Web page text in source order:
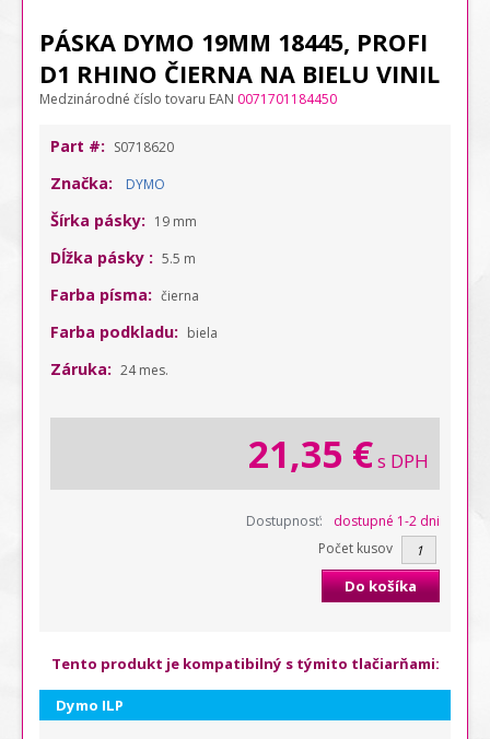
PÁSKA DYMO 19MM 18445, PROFI
D1 RHINO ČIERNA NA BIELU VINIL
Medzinárodné číslo tovaru EAN 0071701184450
Part #: S0718620
Značka: DYMO
Šírka pásky: 19 mm
Dĺžka pásky : 5.5 m
Farba písma: čierna
Farba podkladu: biela
Záruka: 24 mes.
21,35 €s DPH
Dostupnosť:
dostupné 1-2 dni
Počet kusov
Do košíka
Tento produkt je kompatibilný s týmito tlačiarňami:
Dymo ILP